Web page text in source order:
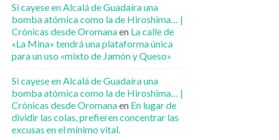
Si cayese en Alcalá de Guadaíra una
bomba atómica como la de Hiroshima… |
Crónicas desde Oromanaen La calle de
«La Mina» tendrá una plataforma única
para un uso «mixto de Jamón y Queso»
Si cayese en Alcalá de Guadaíra una
bomba atómica como la de Hiroshima… |
Crónicas desde Oromanaen En lugar de
dividir las colas, prefieren concentrar las
excusas en el mínimo vital.